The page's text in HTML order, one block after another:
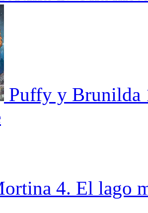
Puffy y Brunilda
4. El lago